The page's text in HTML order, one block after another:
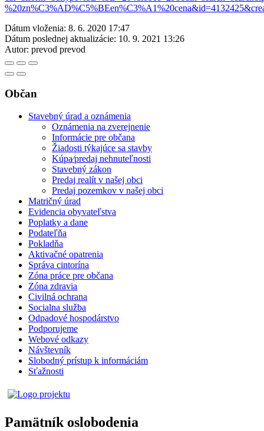
Dátum vloženia: 8. 6. 2020 17:47
Dátum poslednej aktualizácie: 10. 9. 2021 13:26
Autor: prevod prevod
Občan
Stavebný úrad a oznámenia
Oznámenia na zverejnenie
Informácie pre občana
Žiadosti týkajúce sa stavby
Kúpa⁄predaj nehnuteľnosti
Stavebný zákon
Predaj realít v našej obci
Predaj pozemkov v našej obci
Matričný úrad
Evidencia obyvateľstva
Poplatky a dane
Podateľňa
Pokladňa
Aktivačné opatrenia
Správa cintorína
Zóna práce pre občana
Zóna zdravia
Civilná ochrana
Socialna služba
Odpadové hospodárstvo
Podporujeme
Webové odkazy
Návštevník
Slobodný prístup k informáciám
Sťažnosti
Pamätník oslobodenia